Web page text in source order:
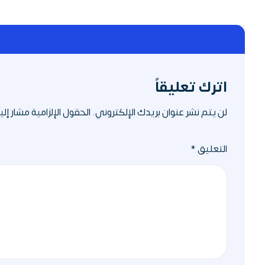
اترك تعليقاً
لن يتم نشر عنوان بريدك الإلكتروني.الحقول الإلزامية مشار
التعليق*